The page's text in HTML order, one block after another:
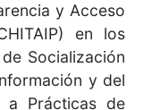
y Acceso
en los
Socialización
y del
a Prácticas de